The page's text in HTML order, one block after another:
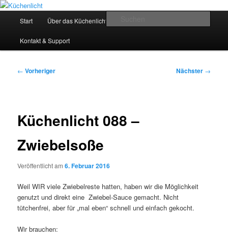
Zum
springenKüchenlicht
Der Mitkochpodcast
Start Über das Küchenlicht
Kontakt & Support
Beitragsnavigation
← Vorheriger Nächster →
Küchenlicht 088 –
Zwiebelsoße
Veröffentlicht am6. Februar 2016
Weil WIR viele Zwiebelreste hatten, haben wir die Möglichkeit
genutzt und direkt eine Zwiebel-Sauce gemacht. Nicht
tütchenfrei, aber für „mal eben“ schnell und einfach gekocht.
Wir brauchen: